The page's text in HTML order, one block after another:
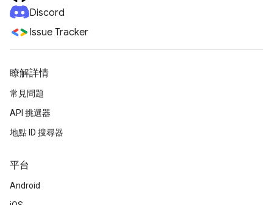
Discord
Issue Tracker
瞭解詳情
常見問題
API 挑選器
地點 ID 搜尋器
平台
Android